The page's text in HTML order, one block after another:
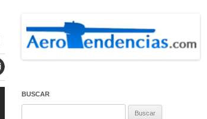
BUSCAR